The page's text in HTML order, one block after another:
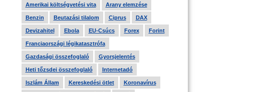
Amerikai költségvetési vita Arany elemzése
Benzin Beutazási tilalom Ciprus DAX
Devizahitel Ebola EU-Csúcs Forex Forint
Franciaországi légikatasztrófa
Gazdasági összefoglaló Gyorsjelentés
Heti tőzsdei összefoglaló Internetadó
Iszlám Állam Kereskedési ötlet Koronavírus